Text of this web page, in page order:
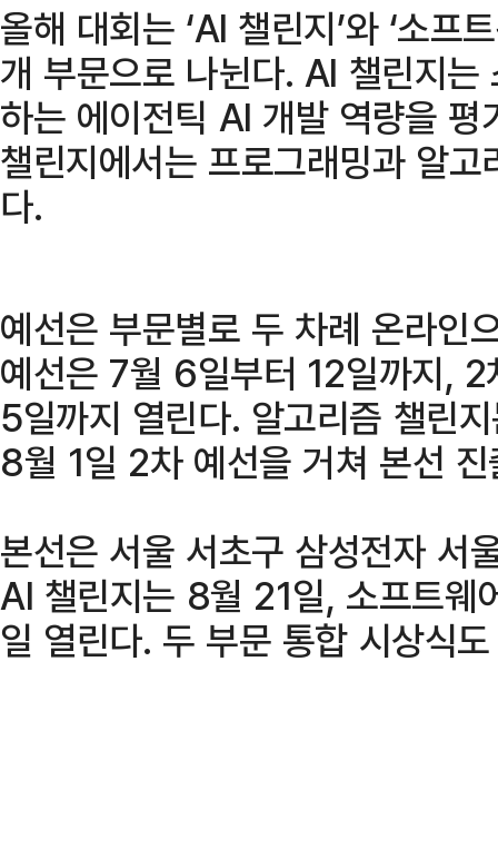
올해 대회는 ‘AI 챌린지’와 ‘소프
개 부문으로 나뉜다. AI 챌린지
하는 에이전틱 AI 개발 역량을
챌린지에서는 프로그래밍과 알
다.
예선은 부문별로 두 차례 온라인
예선은 7월 6일부터 12일까지,
5일까지 열린다. 알고리즘 챌린
8월 1일 2차 예선을 거쳐 본선
본선은 서울 서초구 삼성전자 서
AI 챌린지는 8월 21일, 소프트
일 열린다. 두 부문 통합 시상식